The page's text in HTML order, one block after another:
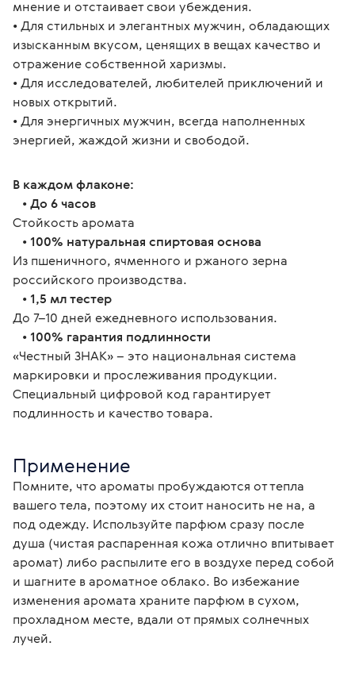
мнение и отстаивает свои убеждения.
• Для стильных и элегантных мужчин, обладающих
изысканным вкусом, ценящих в вещах качество и
отражение собственной харизмы.
• Для исследователей, любителей приключений и
новых открытий.
• Для энергичных мужчин, всегда наполненных
энергией, жаждой жизни и свободой.
В каждом флаконе:
• До 6 часов
Стойкость аромата
• 100% натуральная спиртовая основа
Из пшеничного, ячменного и ржаного зерна
российского производства.
• 1,5 мл тестер
До 7–10 дней ежедневного использования.
• 100% гарантия подлинности
«Честный ЗНАК» – это национальная система
маркировки и прослеживания продукции.
Специальный цифровой код гарантирует
подлинность и качество товара.
Применение
Помните, что ароматы пробуждаются от тепла
вашего тела, поэтому их стоит наносить не на, а
под одежду. Используйте парфюм сразу после
душа (чистая распаренная кожа отлично впитывает
аромат) либо распылите его в воздухе перед собой
и шагните в ароматное облако. Во избежание
изменения аромата храните парфюм в сухом,
прохладном месте, вдали от прямых солнечных
лучей.